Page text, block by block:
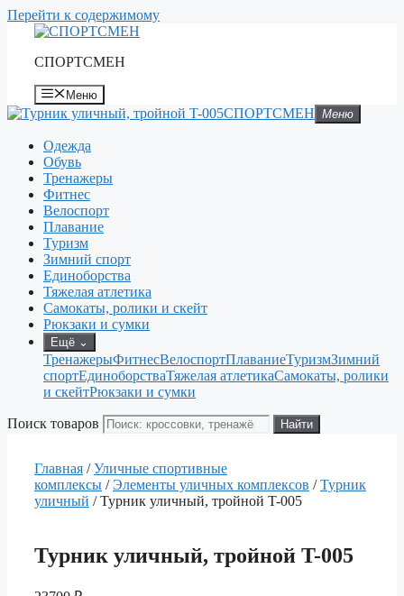
Перейти к содержимому
СПОРТСМЕН
Меню
СПОРТСМЕН Меню
Одежда
Обувь
Тренажеры
Фитнес
Велоспорт
Плавание
Туризм
Зимний спорт
Единоборства
Тяжелая атлетика
Самокаты, ролики и скейт
Рюкзаки и сумки
Ещё ⌄
ТренажерыФитнесВелоспортПлаваниеТуризмЗимний
спортЕдиноборстваТяжелая атлетикаСамокаты, ролики
и скейтРюкзаки и сумки
Поиск товаров Найти
Главная /Уличные спортивные
комплексы / Элементы уличных комплексов /Турник
уличный / Турник уличный, тройной T-005
Турник уличный, тройной T-005